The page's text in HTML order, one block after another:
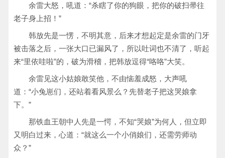
余雷大怒，吼道：“杀瞎了你的狗眼，把你的破扫帚往
老子身上招！”
韩放先是一愣，不明其意，后来才想起定是余雷的门牙
被击落之后，一张大口已漏风了，所以吐词也不清了，听起
来“里依哇啦”的，破为滑稽，把韩放逗得“咯咯”大笑。
余雷见这小姑娘敢笑他，不由恼羞成怒，大声吼
道：“小兔崽们，还站着看风景么？先替老子把这哭娘拿
下。”
那铁血王朝中人先是一愕，不知“哭娘”为何人，但立即
又明白过来，心道：“就这么一个小俏娘们，还需劳师动
众？”